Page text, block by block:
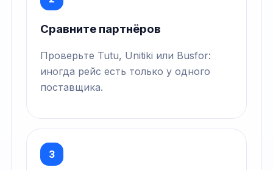
Сравните партнёров
Проверьте Tutu, Unitiki или Busfor:
иногда рейс есть только у одного
поставщика.
3